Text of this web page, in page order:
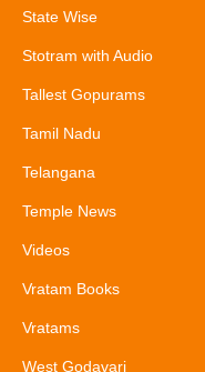
State Wise
Stotram with Audio
Tallest Gopurams
Tamil Nadu
Telangana
Temple News
Videos
Vratam Books
Vratams
West Godavari